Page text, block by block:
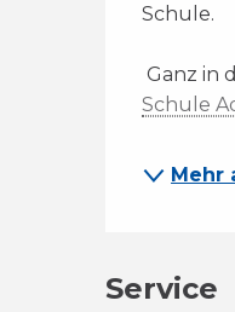
Schule.
Ganz in
Schule
Mehr
Service